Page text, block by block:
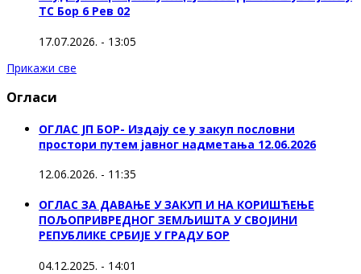
ТС Бор 6 Рев 02
17.07.2026. - 13:05
Прикажи све
Огласи
ОГЛАС ЈП БОР- Издају се у закуп пословни
простори путем јавног надметања 12.06.2026
12.06.2026. - 11:35
ОГЛАС ЗА ДАВАЊЕ У ЗАКУП И НА КОРИШЋЕЊЕ
ПОЉОПРИВРЕДНОГ ЗЕМЉИШТА У СВОЈИНИ
РЕПУБЛИКЕ СРБИЈЕ У ГРАДУ БОР
04.12.2025. - 14:01